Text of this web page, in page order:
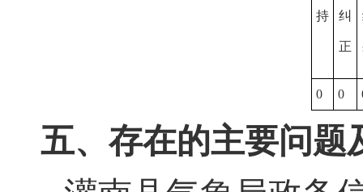
持 纠
正
0 0
五、存在的主要问题